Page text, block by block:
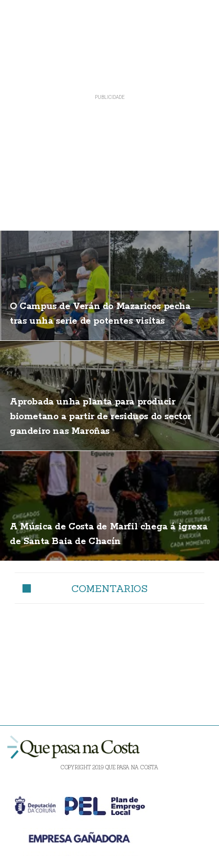
O Campus de Verán do Mazaricos pecha
tras unha serie de potentes visitas
Aprobada unha planta para producir
biometano a partir de residuos do sector
gandeiro nas Maroñas
A Música de Costa de Marfil chega á igrexa
de Santa Baia de Chacín
COMENTARIOS
COPYRIGHT 2019 QUE PASA NA COSTA